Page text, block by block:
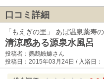
口コミ詳細
「もえぎの里」 あば温泉薬寿
清涼感ある源泉水風呂
投稿者：鸚鵡鮟鱇さん
投稿日：2015年03月24日 / 入浴日